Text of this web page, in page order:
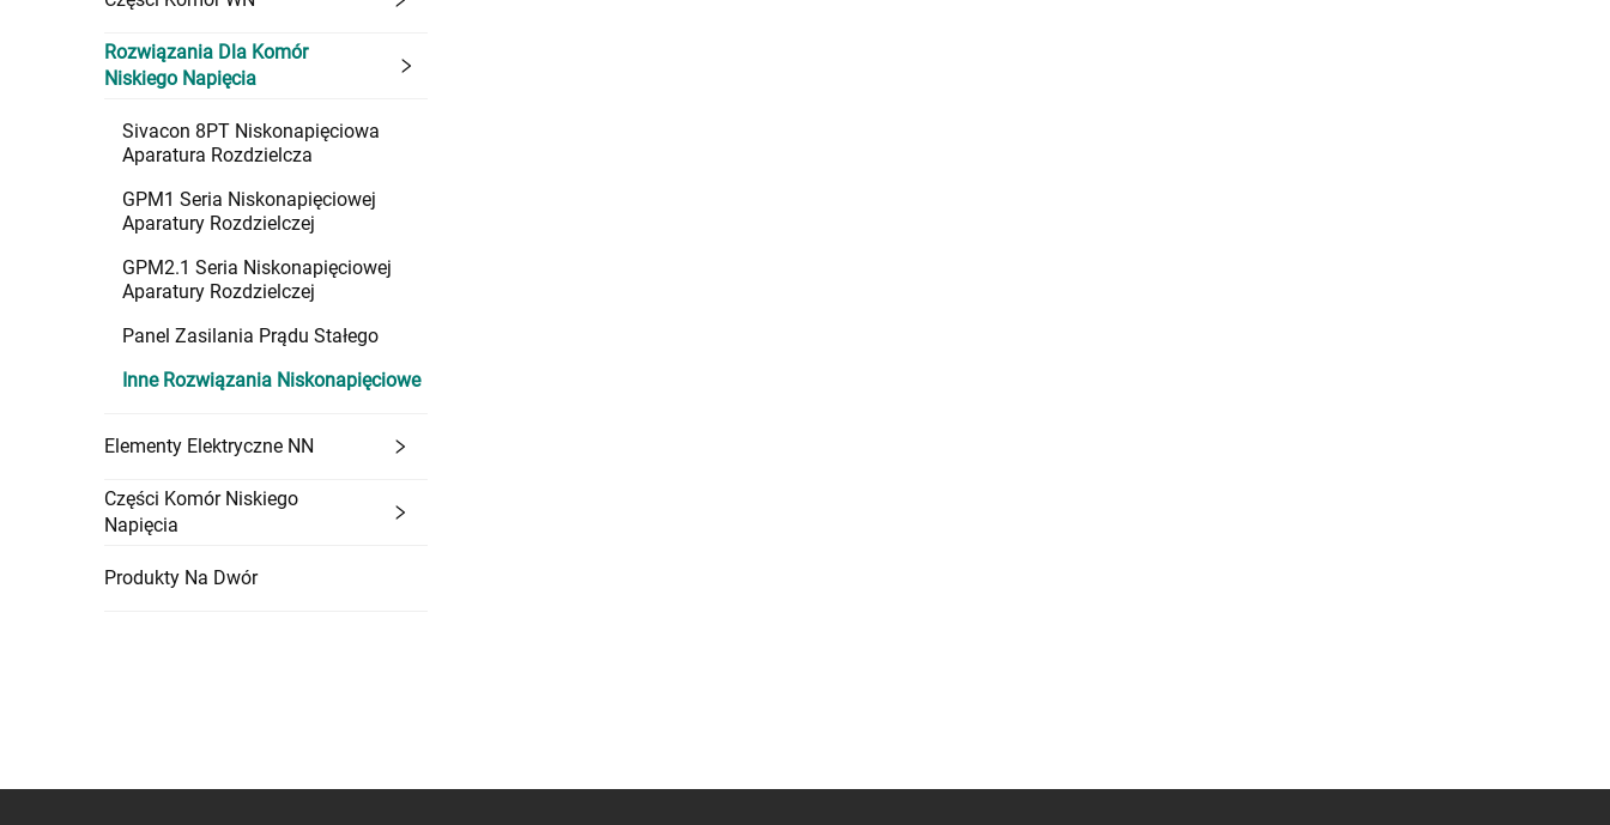
Rozwiązania Dla Komór
Niskiego Napięcia
Sivacon 8PT Niskonapięciowa
Aparatura Rozdzielcza
GPM1 Seria Niskonapięciowej
Aparatury Rozdzielczej
GPM2.1 Seria Niskonapięciowej
Aparatury Rozdzielczej
Panel Zasilania Prądu Stałego
Inne Rozwiązania Niskonapięciowe
Elementy Elektryczne NN
Części Komór Niskiego
Napięcia
Produkty Na Dwór